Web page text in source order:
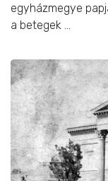
egyházmegye
a betegek ...